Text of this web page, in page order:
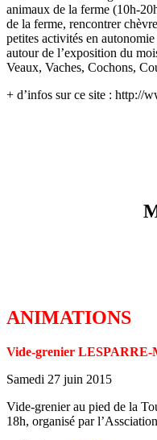
animaux de la ferme (10h-
de la ferme, rencontrer
petites activités en
autour de l’exposition du
Veaux, Vaches, Cochons,
+ d’infos sur ce site : http://
ANIMATIONS
Vide-grenier LESPARRE-
Samedi 27 juin 2015
Vide-grenier au pied de la
18h, organisé par